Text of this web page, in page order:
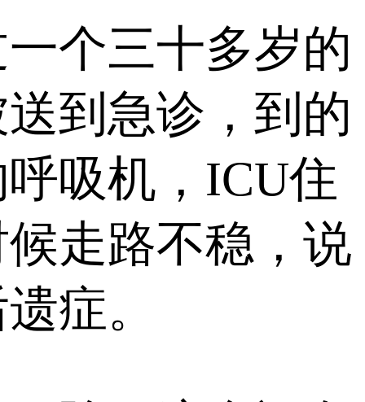
个三十多岁的
到急诊，到的
吸机，ICU住
走路不稳，说
症。